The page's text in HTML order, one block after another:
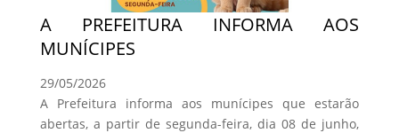
A PREFEITURA INFORMA AOS
MUNÍCIPES
29/05/2026
A Prefeitura informa aos munícipes que estarão
abertas, a partir de segunda-feira, dia 08 de junho,